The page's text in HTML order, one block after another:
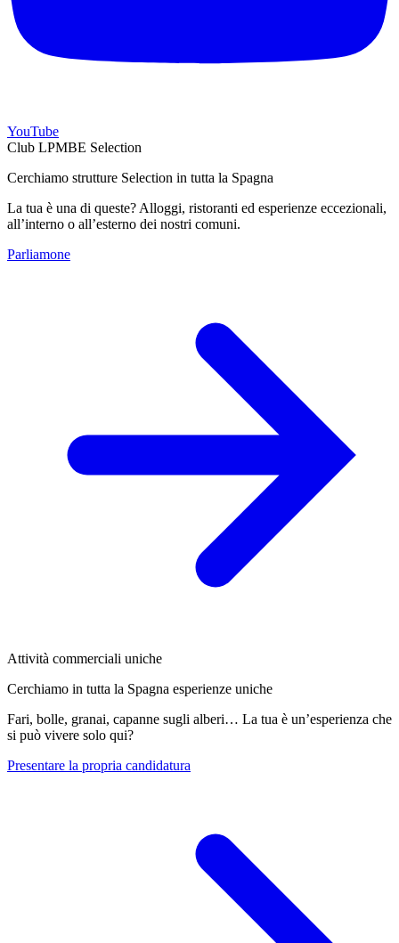
YouTube
Club LPMBE Selection
Cerchiamo strutture Selection in tutta la Spagna
La tua è una di queste? Alloggi, ristoranti ed esperienze eccezionali,
all’interno o all’esterno dei nostri comuni.
Parliamone
Attività commerciali uniche
Cerchiamo in tutta la Spagna esperienze uniche
Fari, bolle, granai, capanne sugli alberi… La tua è un’esperienza che
si può vivere solo qui?
Presentare la propria candidatura